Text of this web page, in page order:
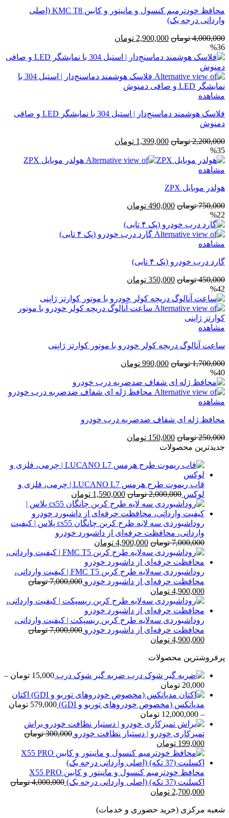
محافظ خودترمیم کنسول و مانیتور و کابین KMC T8 (اصلی
وارداتی درجه یک)
4,000,000 تومان قیمت
4,000,000 تومان
2,900,000 تومان
2,900,000 تومان
%36
مشاهده
فلاسک هوشمند دماسنج‌دار | استیل 304 با نمایشگر LED و صافی
دمنوش
2,200,000 تومان قیمت
2,200,000 تومان
1,399,000 تومان
1,399,000 تومان
%35
مشاهده
هولدر موبایل ZPX
750,000 تومان قیمت
750,000 تومان
بود.
490,000 تومان
است.
%22
مشاهده
گارد درب خودرو (پک ۴ تایی)
450,000 تومان قیمت
450,000 تومان
بود.
350,000 تومان
350,000 تومان
است.
%42
مشاهده
ساعت آنالوگ دریچه کولر خودرو با موتور کوارتز ژاپنی
1,700,000 تومان قیمت
1,700,000 تومان
بود.
990,000 تومان
990,000 تومان
است.
%40
مشاهده
محافظ ژله ای شفاف ضد‌ضربه درب خودرو
250,000 تومان قیمت
اصلی
بود.
150,000 تومان
است.
جدیدترین محصولات
قاب ریموت طرح هرمس LUCANO L7 | چرمی، فلزی و
لوکس 2,000,000 تومان قیمت
اصلی
2,000,000 تومان
بود.
1,590,000 تومان
فعلی
1,590,000 تومان
است.روداشبوردی سه‌ لایه طرح کربن چانگان cs55 پلاس | کیفیت
وارداتی، محافظت حرفه‌ای از داشبورد خودرو
7,000,000 تومان قیمت
اصلی
7,000,000 تومان
بود.
4,900,000 تومان
فعلی
است.
روداشبوردی سه‌لایه طرح کربن FMC T5 | کیفیت وارداتی،
محافظت حرفه‌ای از داشبورد خودرو 7,000,000 تومان
قیمت
اصلی
7,000,000 تومان
بود.
4,900,000 تومان
فعلی
4,900,000 تومان
است.
روداشبوردی سه‌لایه طرح کربن ریسپکت | کیفیت وارداتی،
محافظت حرفه‌ای از داشبورد خودرو 7,000,000 تومان
قیمت
7,000,000 تومان
4,900,000 تومان
پرفروشترین محصولات
ضربه گیر شوک درب 15,000 تومان –
20,000 تومان
قیمت:
15,000 تومان
تا
20,000 تومان
اکتان
مدپاتکس (مخصوص خودروهای توربو و GDI)
579,000 تومان
–
12,000,000 تومان
قیمت:
579,000 تومان
12,000,000 تومان
براش
تمیزکاری خودرو | دستیار نظافت خودرو 300,000 تومان
قیمت
اصلی
300,000 تومان
بود.
199,000 تومان
فعلی
199,000 تومان
است.
محافظ خودترمیم کنسول و مانیتور و کابین X55 PRO
اکسلنت (37 تکه) (اصلی وارداتی درجه یک)
4,000,000 تومان
قیمت
4,000,000 تومان
2,700,000 تومان
2,700,000 تومان
شعبه مرکزی (خرید حضوری و خدمات)